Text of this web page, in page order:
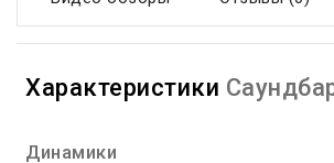
Характеристики
Динамики